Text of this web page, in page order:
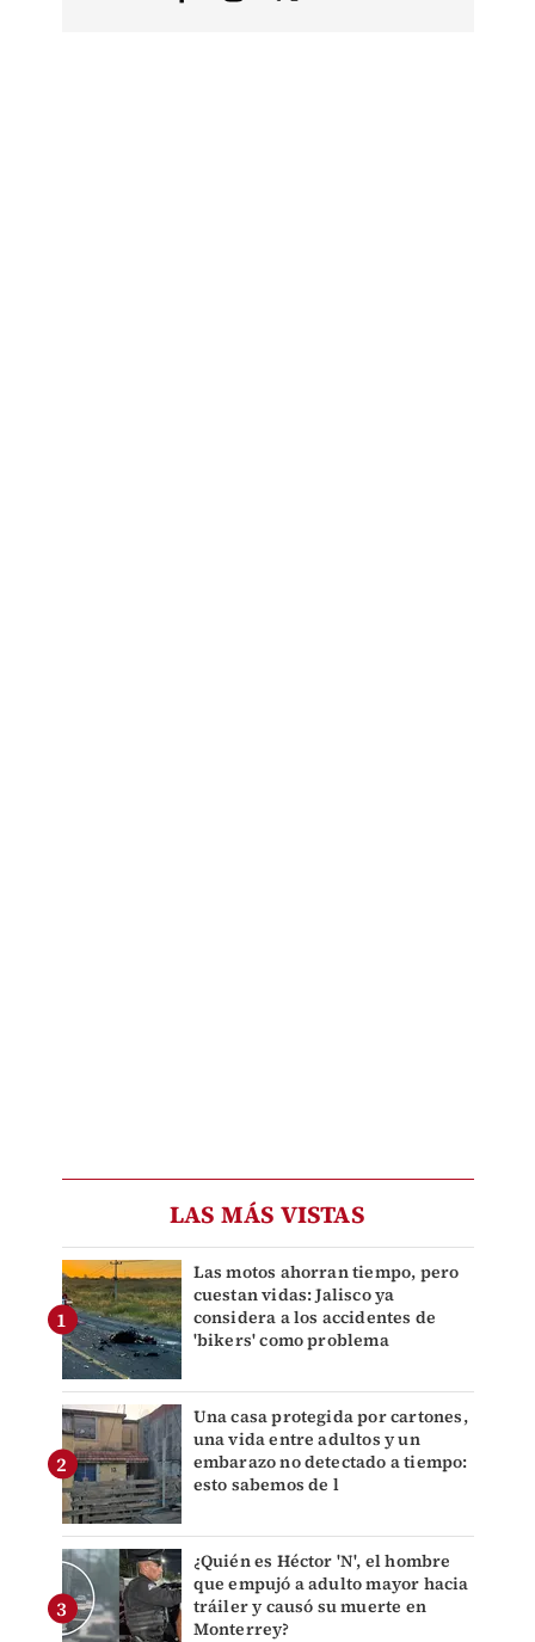
LAS MÁS VISTAS
Las motos ahorran tiempo, pero
cuestan vidas: Jalisco ya
considera a los accidentes de
'bikers' como problema
Una casa protegida por cartones,
una vida entre adultos y un
embarazo no detectado a tiempo:
esto sabemos de l
¿Quién es Héctor 'N', el hombre
que empujó a adulto mayor hacia
tráiler y causó su muerte en
Monterrey?